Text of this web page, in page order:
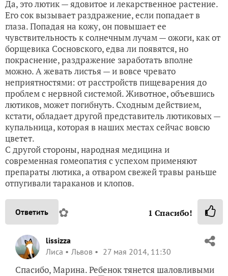
Да, это лютик — ядовитое и лекарственное растение.
Его сок вызывает раздражение, если попадает в
глаза. Попадая на кожу, он повышает ее
чувствительность к солнечным лучам — ожоги, как от
борщевика Сосновского, едва ли появятся, но
покраснение, раздражение заработать вполне
можно. А жевать листья — и вовсе чревато
неприятностями: от расстройств пищеварения до
проблем с нервной системой. Животное, объевшись
лютиков, может погибнуть. Сходным действием,
кстати, обладает другой представитель лютиковых —
купальница, которая в наших местах сейчас вовсю
цветет.
С другой стороны, народная медицина и
современная гомеопатия с успехом применяют
препараты лютика, а отваром свежей травы раньше
отпугивали тараканов и клопов.
Ответить ✿ 1 Спасибо!
lissizza
Лиса
Львов 27 мая 2014, 11:30
Спасибо, Марина. Ребенок тянется шаловливыми